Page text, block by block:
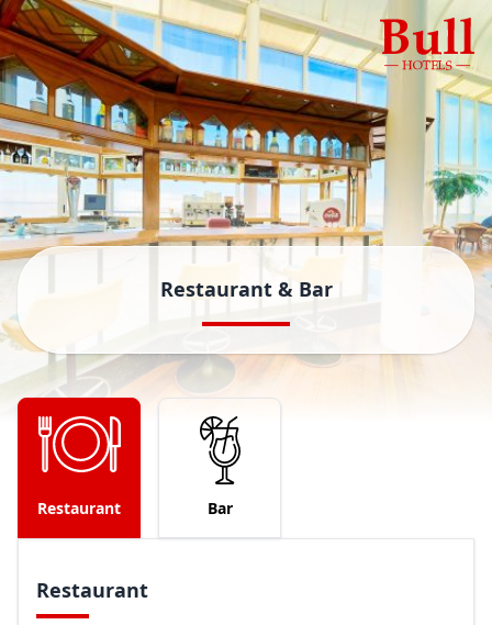
Restaurant & Bar
Restaurant Bar
Restaurant